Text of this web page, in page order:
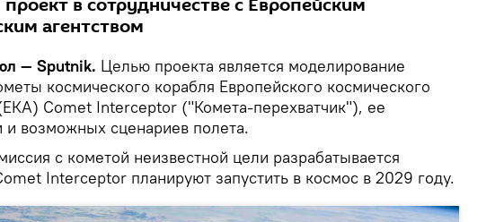
проект в сотрудничестве с Европейским
агентством
— Sputnik. Целью проекта является моделирование
космического корабля Европейского космического
(ЕКА) Comet Interceptor ("Комета-перехватчик"), ее
и возможных сценариев полета.
с кометой неизвестной цели разрабатывается
Interceptor планируют запустить в космос в 2029 году.